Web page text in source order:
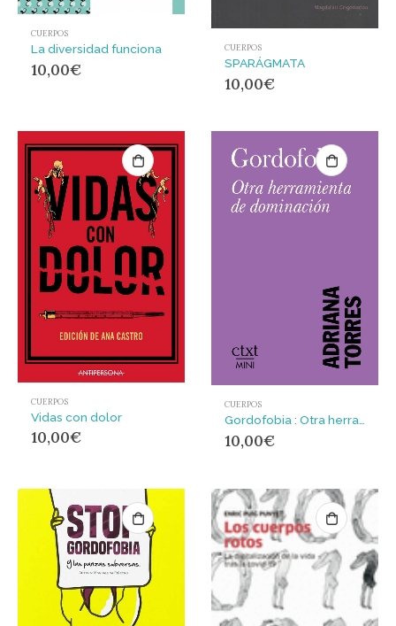
CUERPOS
La diversidad funciona
10,00€
CUERPOS
SPARÁGMATA
10,00€
CUERPOS
Vidas con dolor
10,00€
CUERPOS
Gordofobia : Otra herramienta de dominación
10,00€